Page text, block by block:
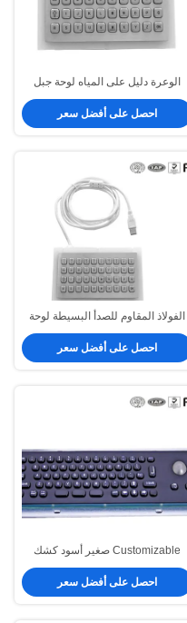
الوعرة دليل على المياه لوحة جبل
معدن لوحة المفاتيح، لوحة مفاتيح
صغيرة الصناعي مع 40 مفاتيح
احصل على أفضل سعر
الفولاذ المقاوم للصدأ البسيطة لوحة
المفاتيح المعدنية الصناعية مع وصلات
اختيارية
احصل على أفضل سعر
Customizable صغير أسود كشك
معدن لوح جبل لوحة مفاتيح مع
trackball مصغّر
احصل على أفضل سعر